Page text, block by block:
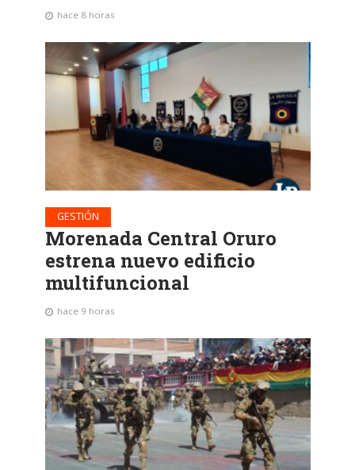
hace 8 horas
GESTIÓN
Morenada Central Oruro
estrena nuevo edificio
multifuncional
hace 9 horas